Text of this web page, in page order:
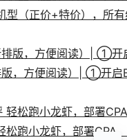
型（正价+特价），所
版，方便阅读）| ①开
跑小龙虾，部署CPA